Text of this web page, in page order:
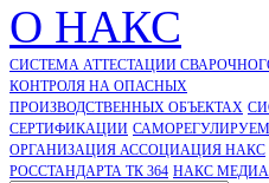
О НАКС
СИСТЕМА АТТЕСТАЦИИ
КОНТРОЛЯ НА ОПАСНЫХ
ПРОИЗВОДСТВЕННЫХ ОБЪЕКТАХ
CЕРТИФИКАЦИИ
ОРГАНИЗАЦИЯ АССОЦИАЦИЯ НАКС
РОССТАНДАРТА ТК 364 НАКС МЕДИА